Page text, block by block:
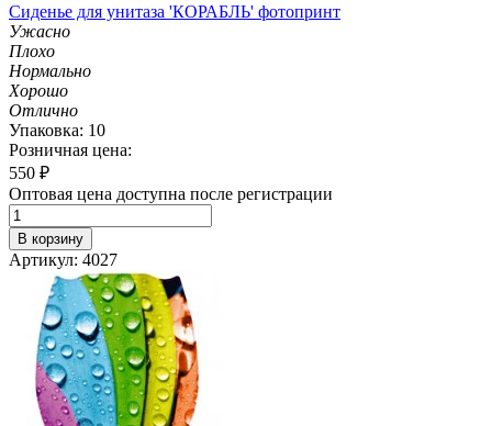
Сиденье для унитаза 'КОРАБЛЬ' фотопринт
Ужасно
Плохо
Нормально
Хорошо
Отлично
Упаковка: 10
Розничная цена:
550 ₽
Оптовая цена доступна после регистрации
В корзину
Артикул: 4027